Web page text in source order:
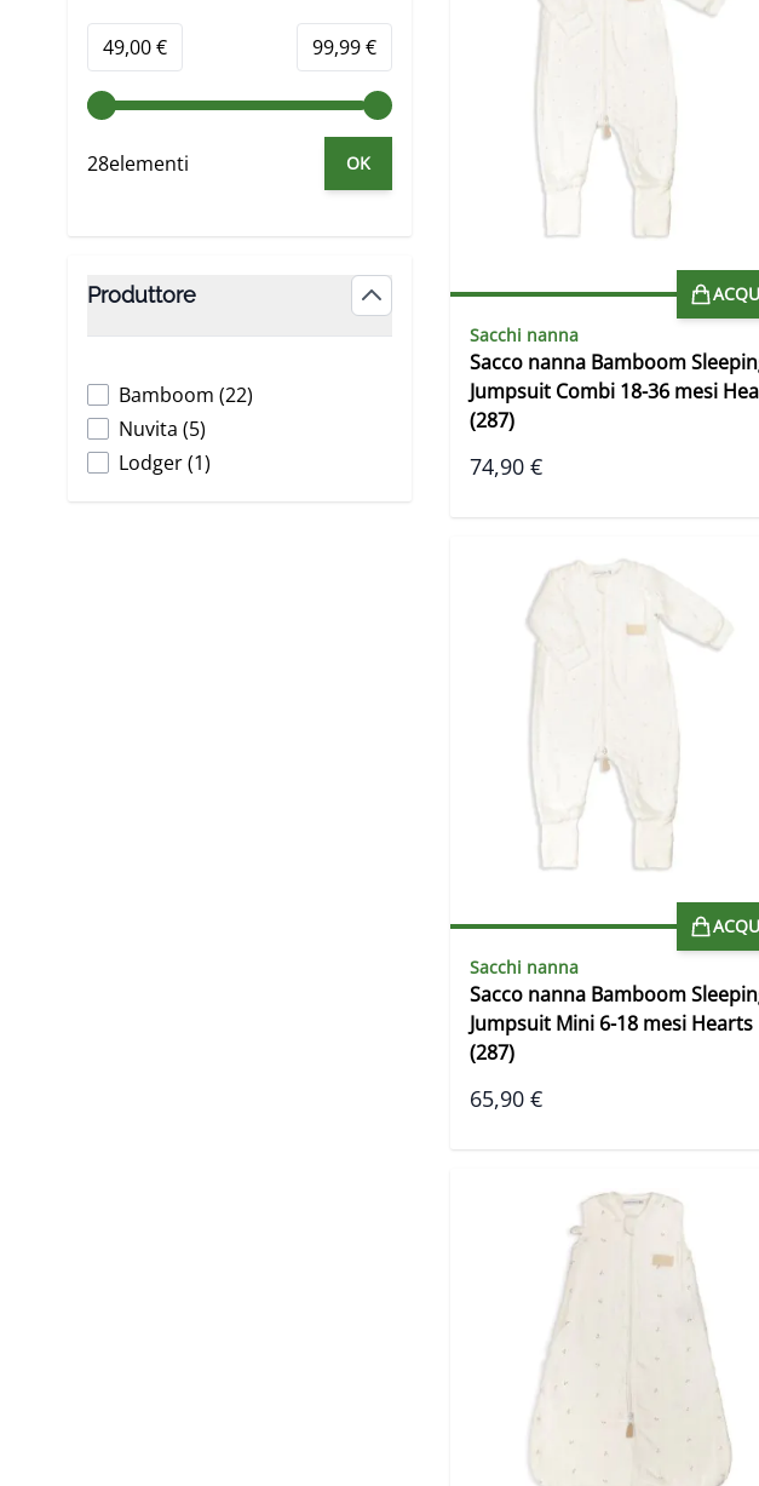
Minimum value
49,00 € Valore massimo
99,99 €
28elementi OK
Produttore
Bamboom (22products available
)
Nuvita (5products available
)
Lodger(1products available
)
Sacchi nanna
Sacco nanna Bamboom
Jumpsuit Combi 18-36 mesi
(287)
74,90 €
Sacchi nanna
Sacco nanna Bamboom
Jumpsuit Mini 6-18 mesi Hearts
(287)
65,90 €